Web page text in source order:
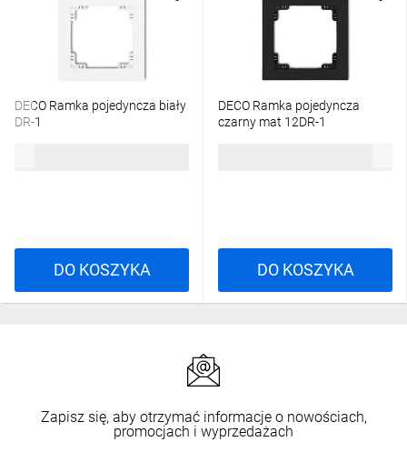
DECO Ramka pojedyncza biały
DR-1
DO KOSZYKA
DECO Ramka pojedyncza
czarny mat 12DR-1
DO KOSZYKA
Zapisz się, aby otrzymać informacje o nowościach,
promocjach i wyprzedażach